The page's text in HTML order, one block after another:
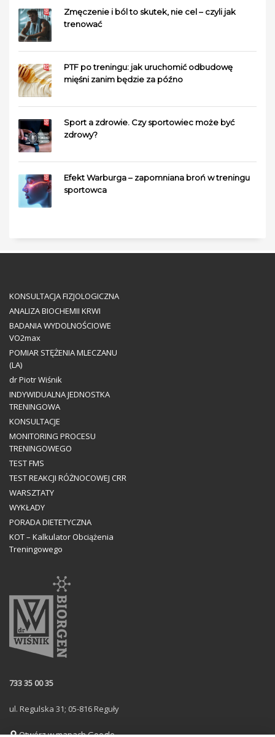
Zmęczenie i ból to skutek, nie cel – czyli jak
trenować
PTF po treningu: jak uruchomić odbudowę
mięśni zanim będzie za późno
Sport a zdrowie. Czy sportowiec może być
zdrowy?
Efekt Warburga – zapomniana broń w treningu
sportowca
KONSULTACJA FIZJOLOGICZNA
ANALIZA BIOCHEMII KRWI
BADANIA WYDOLNOŚCIOWE
VO2max
POMIAR STĘŻENIA MLECZANU
(LA)
dr Piotr Wiśnik
INDYWIDUALNA JEDNOSTKA
TRENINGOWA
KONSULTACJE
MONITORING PROCESU
TRENINGOWEGO
TEST FMS
TEST REAKCJI RÓŻNOCOWEJ CRR
WARSZTATY
WYKŁADY
PORADA DIETETYCZNA
KOT – Kalkulator Obciążenia
Treningowego
733 35 00 35
ul. Regulska 31; 05-816 Reguły
Otwórz w mapach Google